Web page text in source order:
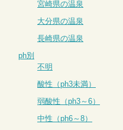
宮崎県の温泉
大分県の温泉
長崎県の温泉
ph別
不明
酸性（ph3未満）
弱酸性（ph3～6）
中性（ph6～8）